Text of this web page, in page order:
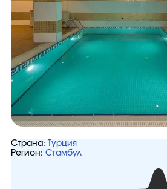
Страна:
Турция
Регион: Стамбул